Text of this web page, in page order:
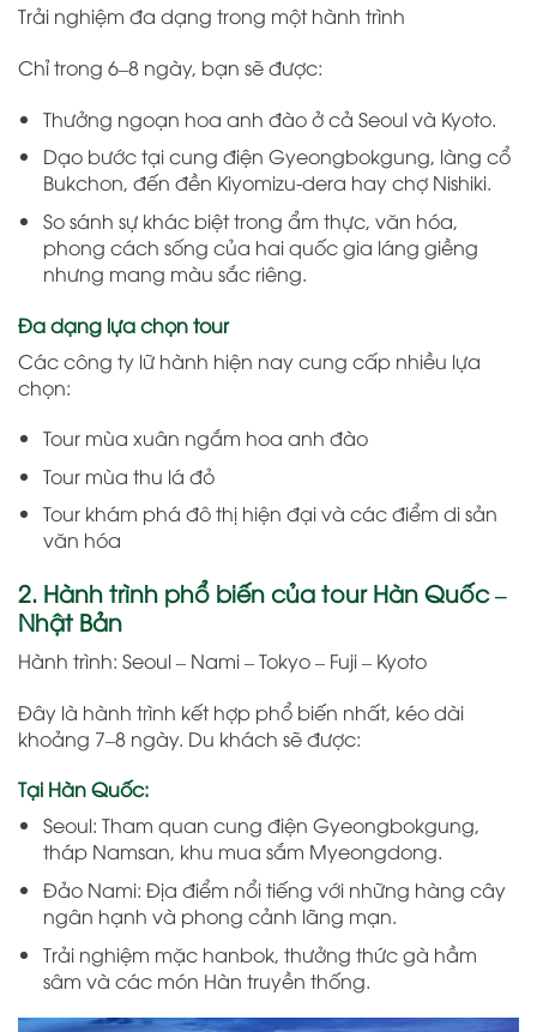
Trải nghiệm đa dạng trong một hành trình
Chỉ trong 6–8 ngày, bạn sẽ được:
Thưởng ngoạn hoa anh đào ở cả Seoul và Kyoto.
Dạo bước tại cung điện Gyeongbokgung, làng cổ
Bukchon, đến đền Kiyomizu-dera hay chợ Nishiki.
So sánh sự khác biệt trong ẩm thực, văn hóa,
phong cách sống của hai quốc gia láng giềng
nhưng mang màu sắc riêng.
Đa dạng lựa chọn tour
Các công ty lữ hành hiện nay cung cấp nhiều lựa
chọn:
Tour mùa xuân ngắm hoa anh đào
Tour mùa thu lá đỏ
Tour khám phá đô thị hiện đại và các điểm di sản
văn hóa
2. Hành trình phổ biến của tour Hàn Quốc –
Nhật Bản
Hành trình: Seoul – Nami – Tokyo – Fuji – Kyoto
Đây là hành trình kết hợp phổ biến nhất, kéo dài
khoảng 7–8 ngày. Du khách sẽ được:
Tại Hàn Quốc:
Seoul: Tham quan cung điện Gyeongbokgung,
tháp Namsan, khu mua sắm Myeongdong.
Đảo Nami: Địa điểm nổi tiếng với những hàng cây
ngân hạnh và phong cảnh lãng mạn.
Trải nghiệm mặc hanbok, thưởng thức gà hầm
sâm và các món Hàn truyền thống.